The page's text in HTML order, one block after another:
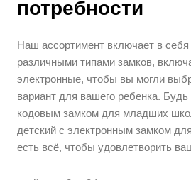
потребности
Наш ассортимент включает в
различными типами замков,
электронные, чтобы вы могли
вариант для вашего ребенка.
кодовым замком для младших
детский с электронным замком
есть всё, чтобы удовлетворить